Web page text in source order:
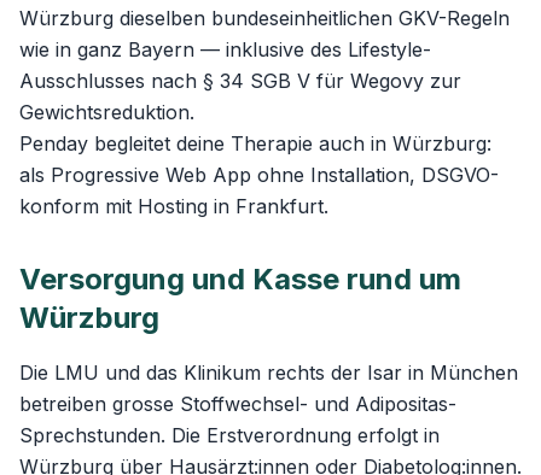
Würzburg dieselben bundeseinheitlichen GKV-Regeln
wie in ganz Bayern — inklusive des Lifestyle-
Ausschlusses nach § 34 SGB V für Wegovy zur
Gewichtsreduktion.
Penday begleitet deine Therapie auch in Würzburg:
als Progressive Web App ohne Installation, DSGVO-
konform mit Hosting in Frankfurt.
Versorgung und Kasse rund um
Würzburg
Die LMU und das Klinikum rechts der Isar in München
betreiben grosse Stoffwechsel- und Adipositas-
Sprechstunden. Die Erstverordnung erfolgt in
Würzburg über Hausärzt:innen oder Diabetolog:innen.